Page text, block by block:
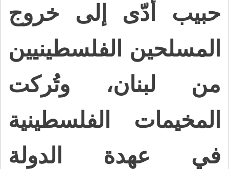
حبيب أدّى إلى خروج
المسلحين الفلسطينيين
من لبنان، وتُركت
المخيمات الفلسطينية
في عهدة الدولة